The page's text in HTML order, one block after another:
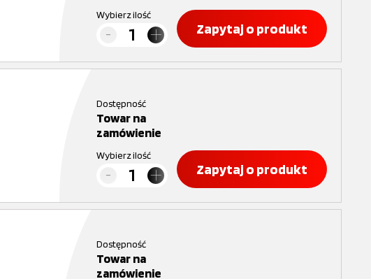
Wybierz ilość
Zapytaj o produkt
Dostępność
Towar na
zamówienie
Wybierz ilość
Zapytaj o produkt
Dostępność
Towar na
zamówienie